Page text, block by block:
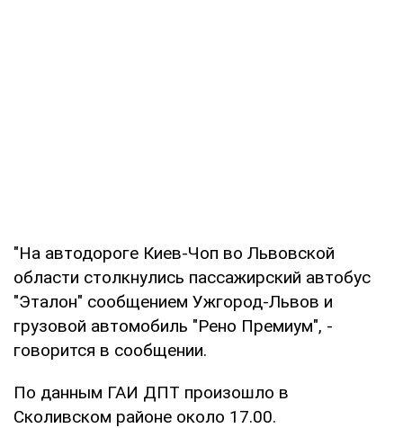
"На автодороге Киев-Чоп во Львовской
области столкнулись пассажирский автобус
"Эталон" сообщением Ужгород-Львов и
грузовой автомобиль "Рено Премиум", -
говорится в сообщении.
По данным ГАИ ДПТ произошло в
Сколивском районе около 17.00.